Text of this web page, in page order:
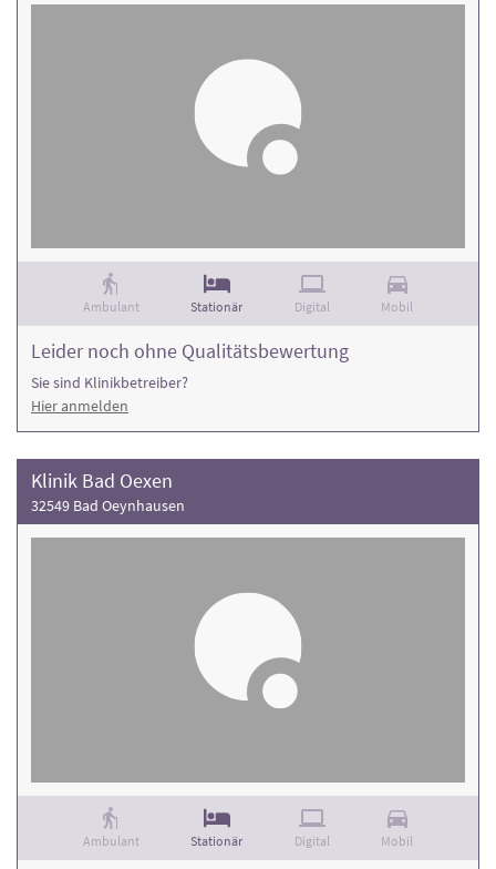
Ambulant Stationär Digital Mobil
Leider noch ohne Qualitätsbewertung
Sie sind Klinikbetreiber?
Hier anmelden
Klinik Bad Oexen
32549 Bad Oeynhausen
Ambulant Stationär Digital Mobil